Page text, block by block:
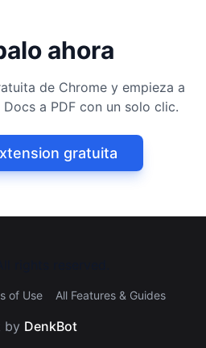
ahora
de Chrome y empieza a
a PDF con un solo clic.
gratuita
of Use All Features & Guides
by DenkBot